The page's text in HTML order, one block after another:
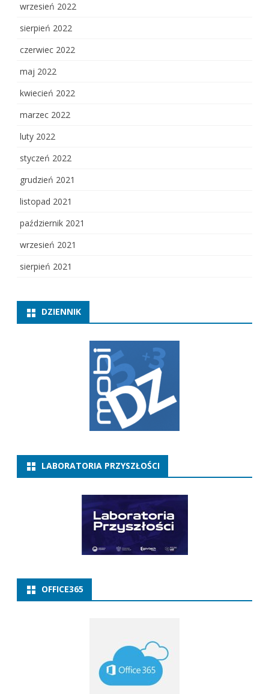
wrzesień 2022
sierpień 2022
czerwiec 2022
maj 2022
kwiecień 2022
marzec 2022
luty 2022
styczeń 2022
grudzień 2021
listopad 2021
październik 2021
wrzesień 2021
sierpień 2021
DZIENNIK
LABORATORIA PRZYSZŁOŚCI
OFFICE365